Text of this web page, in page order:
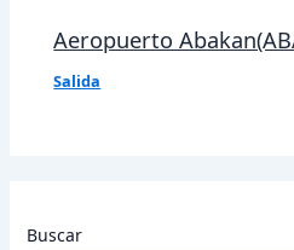
Aeropuerto
Salida
Buscar